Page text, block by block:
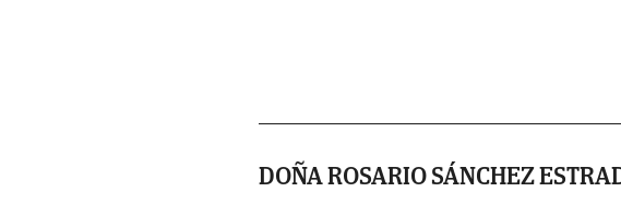
DOÑA ROSARIO SÁNCHEZ